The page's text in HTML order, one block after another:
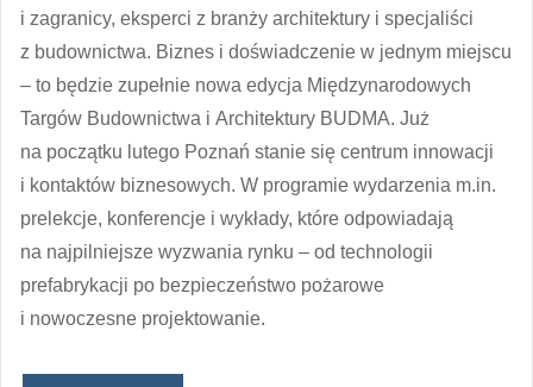
i zagranicy, eksperci z branży architektury i specjaliści
z budownictwa. Biznes i doświadczenie w jednym miejscu
– to będzie zupełnie nowa edycja Międzynarodowych
Targów Budownictwa i Architektury BUDMA. Już
na początku lutego Poznań stanie się centrum innowacji
i kontaktów biznesowych. W programie wydarzenia m.in.
prelekcje, konferencje i wykłady, które odpowiadają
na najpilniejsze wyzwania rynku – od technologii
prefabrykacji po bezpieczeństwo pożarowe
i nowoczesne projektowanie.